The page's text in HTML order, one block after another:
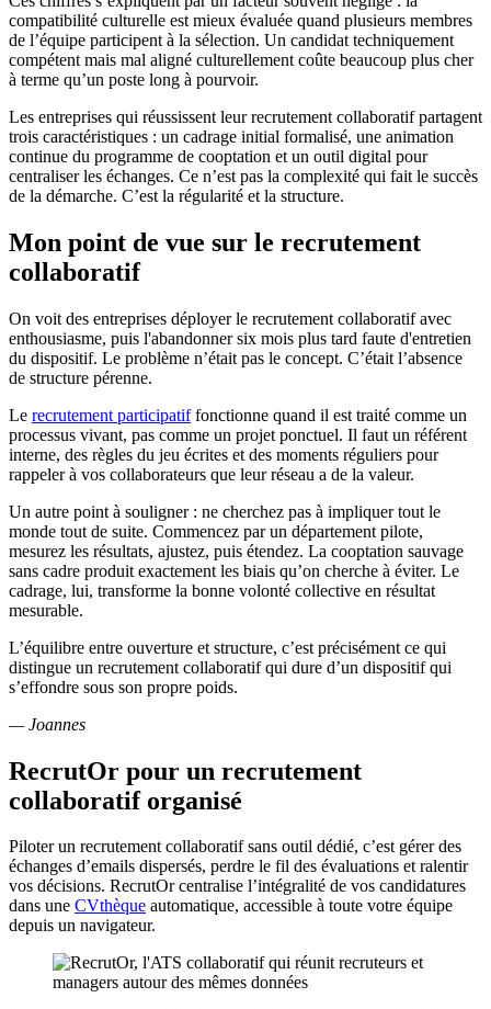
compatibilité culturelle est mieux évaluée quand plusieurs membres
de l’équipe participent à la sélection. Un candidat techniquement
compétent mais mal aligné culturellement coûte beaucoup plus cher
à terme qu’un poste long à pourvoir.
Les entreprises qui réussissent leur recrutement collaboratif partagent
trois caractéristiques : un cadrage initial formalisé, une animation
continue du programme de cooptation et un outil digital pour
centraliser les échanges. Ce n’est pas la complexité qui fait le succès
de la démarche. C’est la régularité et la structure.
Mon point de vue sur le recrutement
collaboratif
On voit des entreprises déployer le recrutement collaboratif avec
enthousiasme, puis l'abandonner six mois plus tard faute d'entretien
du dispositif. Le problème n’était pas le concept. C’était l’absence
de structure pérenne.
Le recrutement participatiffonctionne quand il est traité comme un
processus vivant, pas comme un projet ponctuel. Il faut un référent
interne, des règles du jeu écrites et des moments réguliers pour
rappeler à vos collaborateurs que leur réseau a de la valeur.
Un autre point à souligner : ne cherchez pas à impliquer tout le
monde tout de suite. Commencez par un département pilote,
mesurez les résultats, ajustez, puis étendez. La cooptation sauvage
sans cadre produit exactement les biais qu’on cherche à éviter. Le
cadrage, lui, transforme la bonne volonté collective en résultat
mesurable.
L’équilibre entre ouverture et structure, c’est précisément ce qui
distingue un recrutement collaboratif qui dure d’un dispositif qui
s’effondre sous son propre poids.
— Joannes
RecrutOr pour un recrutement
collaboratif organisé
Piloter un recrutement collaboratif sans outil dédié, c’est gérer des
échanges d’emails dispersés, perdre le fil des évaluations et ralentir
vos décisions. RecrutOr centralise l’intégralité de vos candidatures
dans une CVthèque automatique, accessible à toute votre équipe
depuis un navigateur.